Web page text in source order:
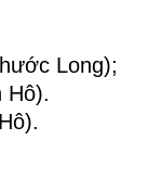
Long);
Hô).